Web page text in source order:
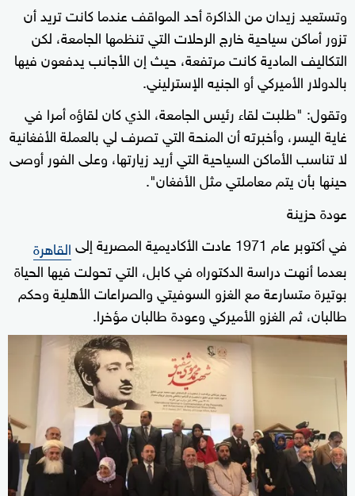
وتستعيد زيدان من الذاكرة أحد المواقف عندما كانت تريد أن
تزور أماكن سياحية خارج الرحلات التي تنظمها الجامعة، لكن
التكاليف المادية كانت مرتفعة، حيث إن الأجانب يدفعون فيها
بالدولار الأميركي أو الجنيه الإسترليني.
وتقول: "طلبت لقاء رئيس الجامعة، الذي كان لقاؤه أمرا في
غاية اليسر، وأخبرته أن المنحة التي تصرف لي بالعملة الأفغانية
لا تناسب الأماكن السياحية التي أريد زيارتها، وعلى الفور أوصى
حينها بأن يتم معاملتي مثل الأفغان".
عودة حزينة
في أكتوبر عام 1971 عادت الأكاديمية المصرية إلى
القاهرة
بعدما أنهت دراسة الدكتوراه في كابل، التي تحولت فيها الحياة
بوتيرة متسارعة مع الغزو السوفيتي والصراعات الأهلية وحكم
طالبان، ثم الغزو الأميركي وعودة طالبان مؤخرا.